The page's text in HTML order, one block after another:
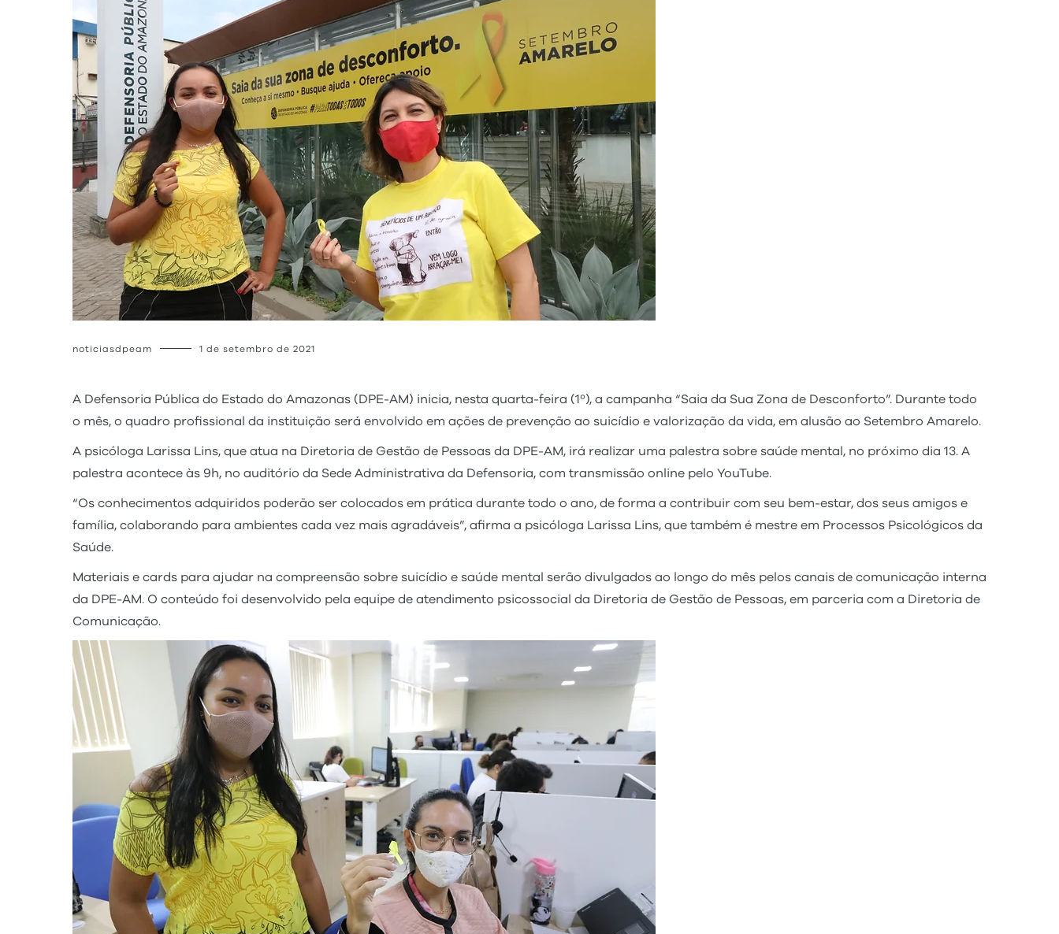
noticiasdpeam 1 de setembro de 2021
A Defensoria Pública do Estado do Amazonas (DPE-AM) inicia, nesta quarta-feira (1º), a campanha “Saia da Sua Zona de Desconforto”. Durante todo
o mês, o quadro profissional da instituição será envolvido em ações de prevenção ao suicídio e valorização da vida, em alusão ao Setembro Amarelo.
A psicóloga Larissa Lins, que atua na Diretoria de Gestão de Pessoas da DPE-AM, irá realizar uma palestra sobre saúde mental, no próximo dia 13. A
palestra acontece às 9h, no auditório da Sede Administrativa da Defensoria, com transmissão online pelo YouTube.
“Os conhecimentos adquiridos poderão ser colocados em prática durante todo o ano, de forma a contribuir com seu bem-estar, dos seus amigos e
família, colaborando para ambientes cada vez mais agradáveis”, afirma a psicóloga Larissa Lins, que também é mestre em Processos Psicológicos da
Saúde.
Materiais e cards para ajudar na compreensão sobre suicídio e saúde mental serão divulgados ao longo do mês pelos canais de comunicação interna
da DPE-AM. O conteúdo foi desenvolvido pela equipe de atendimento psicossocial da Diretoria de Gestão de Pessoas, em parceria com a Diretoria de
Comunicação.